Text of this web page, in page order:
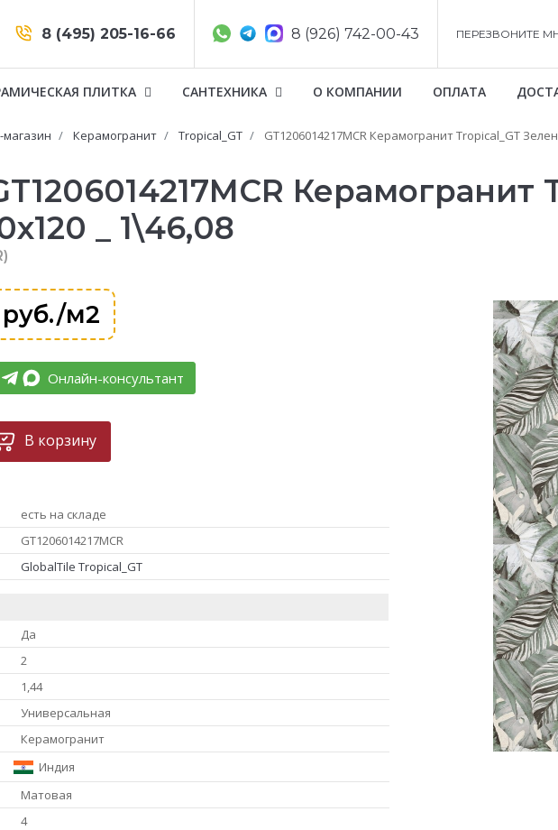
8 (495) 205-16-66 8 (926) 742-00-43 ПЕРЕЗВОНИТЕ
ПЛИТКА САНТЕХНИКА О КОМПАНИИ ОПЛАТА
Керамогранит Tropical_GT GT1206014217MCR Керамогранит Tropical_GT
Керамогранит
_ 1\46,08
руб./м2
Онлайн-консультант
В корзину
есть на складе
GT1206014217MCR
GlobalTile Tropical_GT
Да
2
1,44
Универсальная
Керамогранит
Индия
Матовая
4